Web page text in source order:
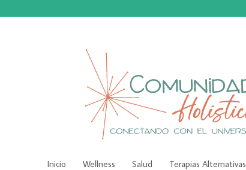
Inicio Wellness Salud Terapias Alternativas